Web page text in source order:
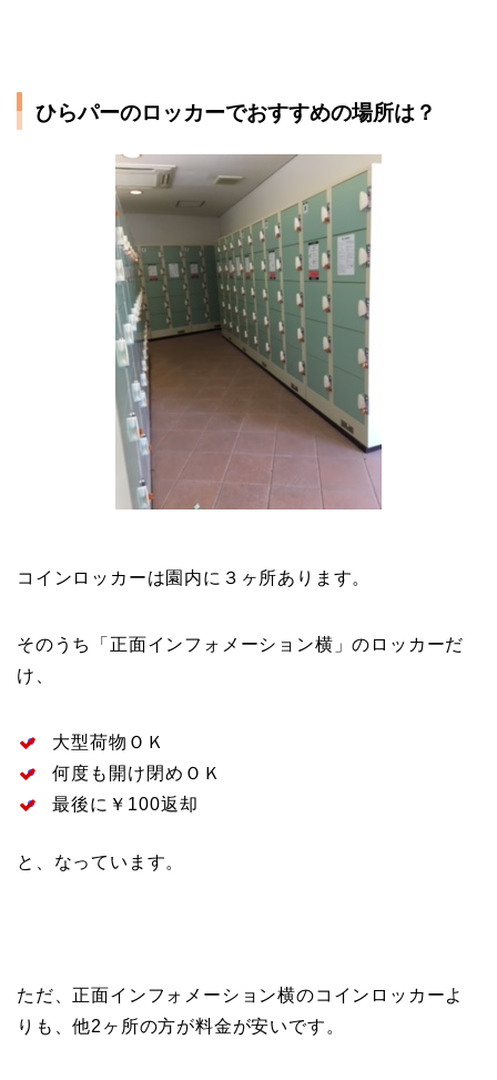
ひらパーのロッカーでおすすめの場所は？
コインロッカーは園内に３ヶ所あります。
そのうち「正面インフォメーション横」のロッカーだ
け、
大型荷物ＯＫ
何度も開け閉めＯＫ
最後に￥100返却
と、なっています。
ただ、正面インフォメーション横のコインロッカーよ
りも、他2ヶ所の方が料金が安いです。